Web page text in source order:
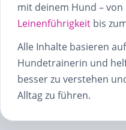
mit deinem Hund – von
Leinenführigkeit bis
Alle Inhalte basieren
Hundetrainerin und
besser zu verstehen
Alltag zu führen.